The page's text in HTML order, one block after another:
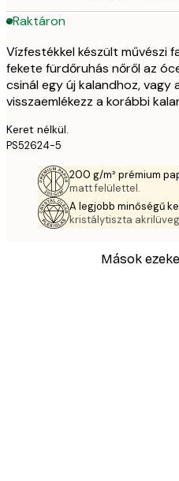
Raktáron
Vízfestékkel készült művészi
fekete fürdőruhás nőről az
csinál egy új kalandhoz,
visszaemlékezz a korábbi
Keret nélkül.
PS52624-5
200 g/m² prémium
matt felülettel.
A legjobb minőségű
kristálytiszta
Mások